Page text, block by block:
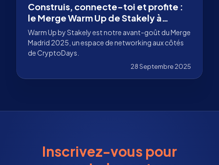
Construis, connecte-toi et profite :
le Merge Warm Up de Stakely à
Madrid
Warm Up by Stakely est notre avant-goût du Merge
Madrid 2025, un espace de networking aux côtés
de CryptoDays.
28 Septembre 2025
Inscrivez-vous pour